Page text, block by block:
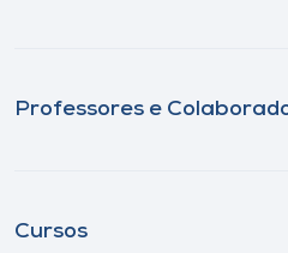
Professores e
Cursos